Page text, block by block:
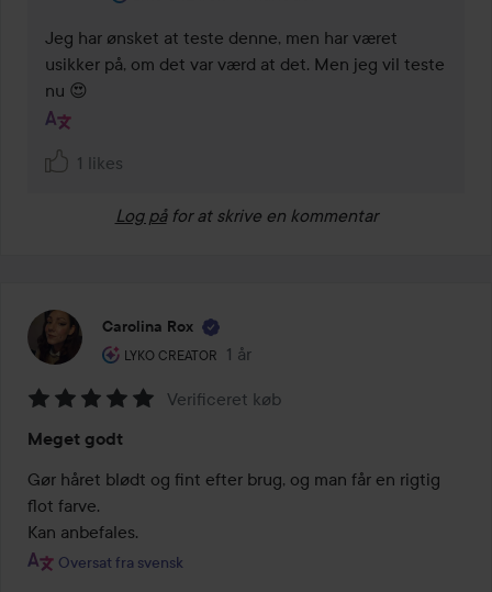
Jeg har ønsket at teste denne, men har været
usikker på, om det var værd at det. Men jeg vil teste
nu 😍
1 likes
Log på for at skrive en kommentar
Carolina Rox
LYKO CREATOR
Brugerens rolle: Lyko Creator.
1 år
Posten blev oprettet 1 år
5
ud
af
5
Verificeret køb
Meget godt
Gør håret blødt og fint efter brug, og man får en rigtig
flot farve.
Kan anbefales.
Oversat fra svensk